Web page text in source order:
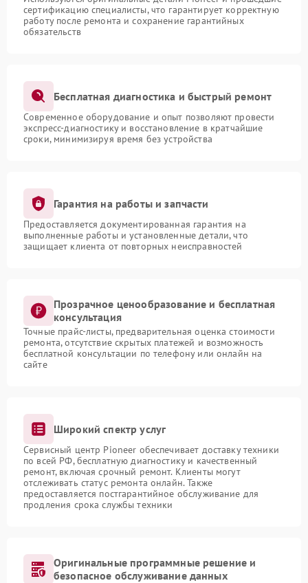
сертификацию специалисты, что гарантирует корректную
работу после ремонта и сохранение гарантийных
обязательств
Бесплатная диагностика и быстрый ремонт
Современное оборудование и опыт позволяют провести
экспресс-диагностику и восстановление в кратчайшие
сроки, минимизируя время без устройства
Гарантия на работы и запчасти
Предоставляется документированная гарантия на
выполненные работы и установленные детали, что
защищает клиента от повторных неисправностей
Прозрачное ценообразование и бесплатная
консультация
Точные прайс-листы, предварительная оценка стоимости
ремонта, отсутствие скрытых платежей и возможность
бесплатной консультации по телефону или онлайн на
сайте
Широкий спектр услуг
Сервисный центр Pioneer обеспечивает доставку техники
по всей РФ, бесплатную диагностику и качественный
ремонт, включая срочный ремонт. Клиенты могут
отслеживать статус ремонта онлайн. Также
предоставляется постгарантийное обслуживание для
продления срока службы техники
Оригинальные программные решение и
безопасное обслуживание данных